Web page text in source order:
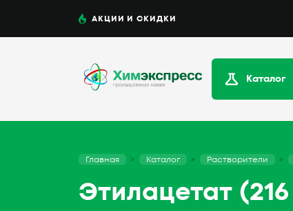
АКЦИИ И СКИДКИ
Каталог
Главная Каталог Растворители
Этилацетат